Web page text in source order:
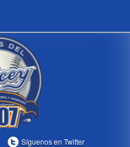
Síguenos en Twitter